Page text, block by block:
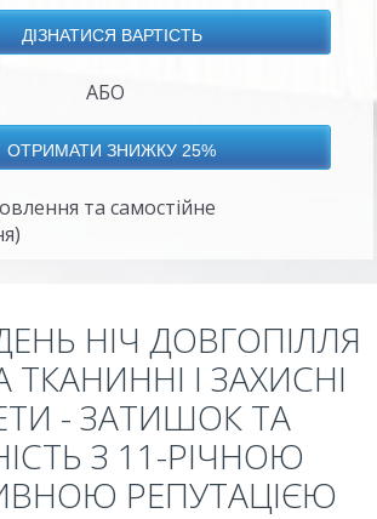
АБО
та самостійне
НІЧ ДОВГОПІЛЛЯ
ТКАНИННІ І ЗАХИСНІ
- ЗАТИШОК ТА
З 11-РІЧНОЮ
РЕПУТАЦІЄЮ